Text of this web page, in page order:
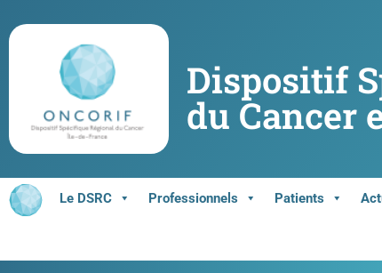
Dispositif
du Cancer
Le DSRC Professionnels Patients